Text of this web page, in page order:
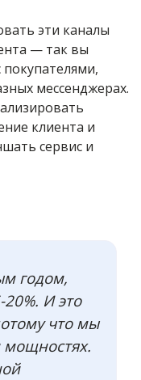
эти каналы
— так вы
покупателями,
мессенджерах.
клиента и
сервис и
годом,
И это
что мы